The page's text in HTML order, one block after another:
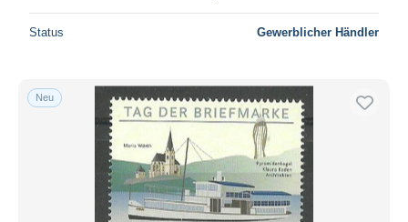
Status Gewerblicher Händler
Neu